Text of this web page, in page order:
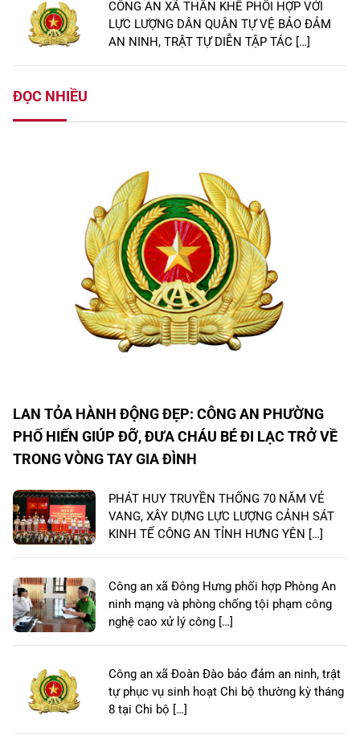
CÔNG AN XÃ THẦN KHÊ PHỐI HỢP VỚI
LỰC LƯỢNG DÂN QUÂN TỰ VỆ BẢO ĐẢM
AN NINH, TRẬT TỰ DIỄN TẬP TÁC […]
ĐỌC NHIỀU
LAN TỎA HÀNH ĐỘNG ĐẸP: CÔNG AN PHƯỜNG
PHỐ HIẾN GIÚP ĐỠ, ĐƯA CHÁU BÉ ĐI LẠC TRỞ VỀ
TRONG VÒNG TAY GIA ĐÌNH
PHÁT HUY TRUYỀN THỐNG 70 NĂM VẺ
VANG, XÂY DỰNG LỰC LƯỢNG CẢNH SÁT
KINH TẾ CÔNG AN TỈNH HƯNG YÊN […]
Công an xã Đông Hưng phối hợp Phòng An
ninh mạng và phòng chống tội phạm công
nghệ cao xử lý công […]
Công an xã Đoàn Đào bảo đảm an ninh, trật
tự phục vụ sinh hoạt Chi bộ thường kỳ tháng
8 tại Chi bộ […]